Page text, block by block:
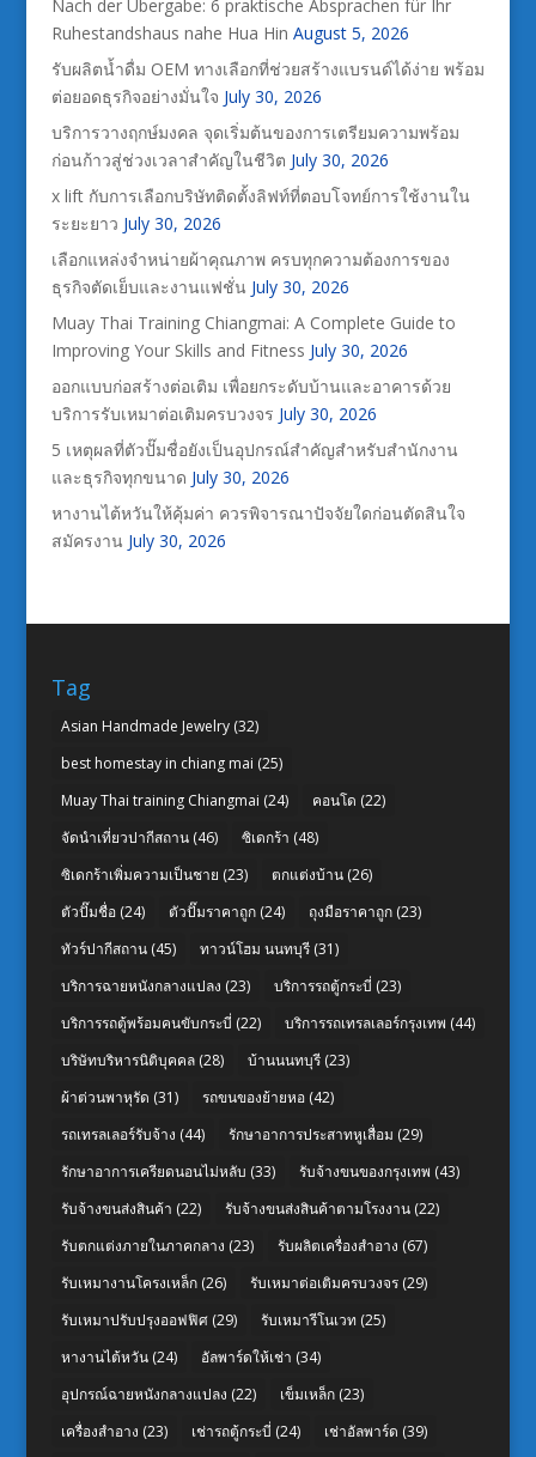
Nach der Übergabe: 6 praktische Absprachen für Ihr
Ruhestandshaus nahe Hua Hin August 5, 2026
รับผลิตน้ำดื่ม OEM ทางเลือกที่ช่วยสร้างแบรนด์ได้ง่าย พร้อม
ต่อยอดธุรกิจอย่างมั่นใจ July 30, 2026
บริการวางฤกษ์มงคล จุดเริ่มต้นของการเตรียมความพร้อม
ก่อนก้าวสู่ช่วงเวลาสำคัญในชีวิต July 30, 2026
x lift กับการเลือกบริษัทติดตั้งลิฟท์ที่ตอบโจทย์การใช้งานใน
ระยะยาว July 30, 2026
เลือกแหล่งจำหน่ายผ้าคุณภาพ ครบทุกความต้องการของ
ธุรกิจตัดเย็บและงานแฟชั่น July 30, 2026
Muay Thai Training Chiangmai: A Complete Guide to
Improving Your Skills and Fitness July 30, 2026
ออกแบบก่อสร้างต่อเติม เพื่อยกระดับบ้านและอาคารด้วย
บริการรับเหมาต่อเติมครบวงจร July 30, 2026
5 เหตุผลที่ตัวปั๊มชื่อยังเป็นอุปกรณ์สำคัญสำหรับสำนักงาน
และธุรกิจทุกขนาด July 30, 2026
หางานไต้หวันให้คุ้มค่า ควรพิจารณาปัจจัยใดก่อนตัดสินใจ
สมัครงาน July 30, 2026
Tag
Asian Handmade Jewelry(32)
best homestay in chiang mai (25)
Muay Thai training Chiangmai (24) คอนโด (22)
จัดนำเที่ยวปากีสถาน(46) ซิเดกร้า (48)
ซิเดกร้าเพิ่มความเป็นชาย (23) ตกแต่งบ้าน(26)
ตัวปั๊มชื่อ(24) ตัวปั๊มราคาถูก(24) ถุงมือราคาถูก(23)
ทัวร์ปากีสถาน(45) ทาวน์โฮม นนทบุรี(31)
บริการฉายหนังกลางแปลง (23) บริการรถตู้กระบี่ (23)
บริการรถตู้พร้อมคนขับกระบี่ (22) บริการรถเทรลเลอร์กรุงเทพ (44)
บริษัทบริหารนิติบุคคล(28) บ้านนนทบุรี(23)
ผ้าต่วนพาหุรัด (31) รถขนของย้ายหอ(42)
รถเทรลเลอร์รับจ้าง (44) รักษาอาการประสาทหูเสื่อม (29)
รักษาอาการเครียดนอนไม่หลับ (33) รับจ้างขนของกรุงเทพ (43)
รับจ้างขนส่งสินค้า (22) รับจ้างขนส่งสินค้าตามโรงงาน(22)
รับตกแต่งภายในภาคกลาง (23) รับผลิตเครื่องสำอาง (67)
รับเหมางานโครงเหล็ก(26) รับเหมาต่อเติมครบวงจร(29)
รับเหมาปรับปรุงออฟฟิศ(29) รับเหมารีโนเวท (25)
หางานไต้หวัน(24) อัลพาร์ดให้เช่า (34)
อุปกรณ์ฉายหนังกลางแปลง (22) เข็มเหล็ก(23)
เครื่องสำอาง (23) เช่ารถตู้กระบี่ (24) เช่าอัลพาร์ด (39)